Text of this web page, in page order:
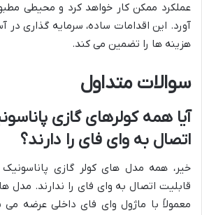
عملکرد ممکن کار خواهد کرد و محیطی
آورد. این اقدامات ساده، سرمایه گذاری
هزینه ها را تضمین می کند.
سوالات متداول
آیا همه کولرهای گازی
اتصال به وای فای را دارند؟
خیر، همه مدل های کولر گازی
قابلیت اتصال به وای فای را ندارند. مدل
معمولاً با ماژول وای فای داخلی عرضه می